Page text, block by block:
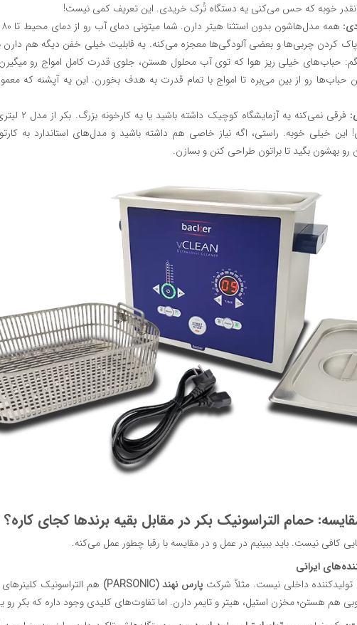
خوبه که حس می‌کنی یه دستگاه تُرک خریدی. این تعریف کمی نیست!
پاک کردن چربی‌ها و بعضی آلودگی‌ها معجزه می‌کنه. یه قابلیت خیلی خفن دیگه هم
حباب‌ها رو از بین می‌بره تا امواج با تمام قدرت به هدف بخورن. این یه آپشنه که
فرقی نمی‌کنه یه
صنعتی! این خیلی خوبه. راستی، اگه نیاز خاصی هم داشته باشید و مدل‌های استاندارد به
بهشون بگید تا براتون طراحی کنن و بسازن.
حمام التراسونیک بکر در مقابل بقیه برندها کجای کاره؟
کافی نیست. باید ببینیم در عمل و در مقایسه با رقبا چطور عمل می‌کنه.
تولیدکننده داخلی نیست. مثلاً شرکتپارس نهند (PARSONIC)
هم هستن؛ مخزن استیل، هیتر و تایمر دارن. اما تفاوت‌های کلیدی وجود داره که بکر رو یه